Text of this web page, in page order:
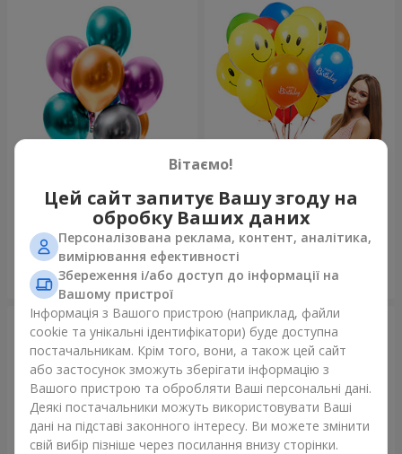
Фонтан куль “Polar Lights”
Замовити
Колекція кульок "Веселий
День Народження" - 7
кульок
Замовити
Вітаємо!
Цей сайт запитує Вашу згоду на
обробку Ваших даних
Персоналізована реклама, контент, аналітика,
вимірювання ефективності
Збереження і/або доступ до інформації на
Вашому пристрої
Інформація з Вашого пристрою (наприклад, файли
cookie та унікальні ідентифікатори) буде доступна
постачальникам. Крім того, вони, а також цей сайт
або застосунок зможуть зберігати інформацію з
Вашого пристрою та обробляти Ваші персональні дані.
Деякі постачальники можуть використовувати Ваші
дані на підставі законного інтересу. Ви можете змінити
свій вибір пізніше через посилання внизу сторінки.